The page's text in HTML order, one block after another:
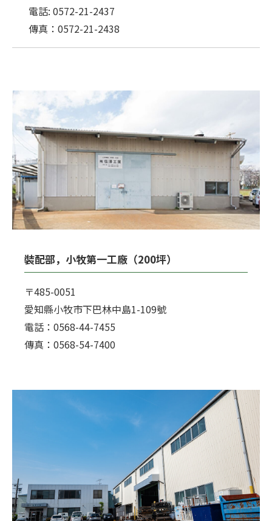
電話: 0572-21-2437
傳真：0572-21-2438
裝配部，小牧第一工廠（200坪）
〒485-0051
愛知縣小牧市下巴林中島1-109號
電話：0568-44-7455
傳真：0568-54-7400